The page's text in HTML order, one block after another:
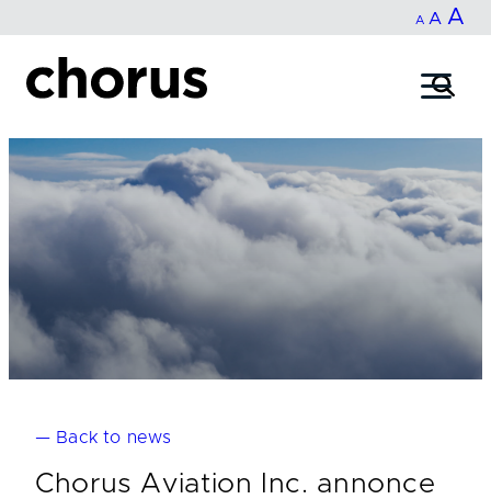
content
A Decrease
size.
A Reset
size.
A
— Back to news
Chorus Aviation Inc. annonce